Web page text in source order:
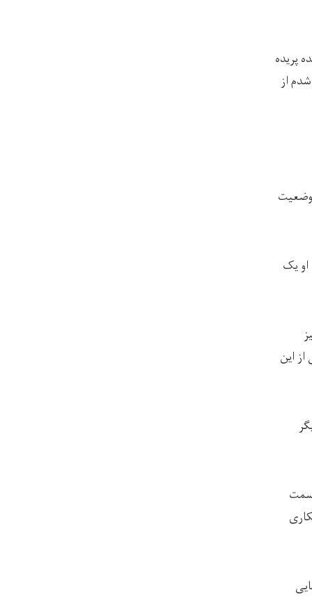
پریده
از
که وضعیت
یک
این